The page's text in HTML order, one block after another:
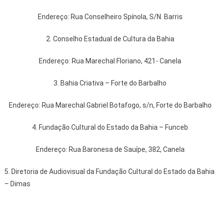
Endereço: Rua Conselheiro Spínola, S/N. Barris
2. Conselho Estadual de Cultura da Bahia
Endereço: Rua Marechal Floriano, 421- Canela
3. Bahia Criativa – Forte do Barbalho
Endereço: Rua Marechal Gabriel Botafogo, s/n, Forte do Barbalho
4. Fundação Cultural do Estado da Bahia – Funceb
Endereço: Rua Baronesa de Sauípe, 382, Canela
5. Diretoria de Audiovisual da Fundação Cultural do Estado da Bahia
– Dimas